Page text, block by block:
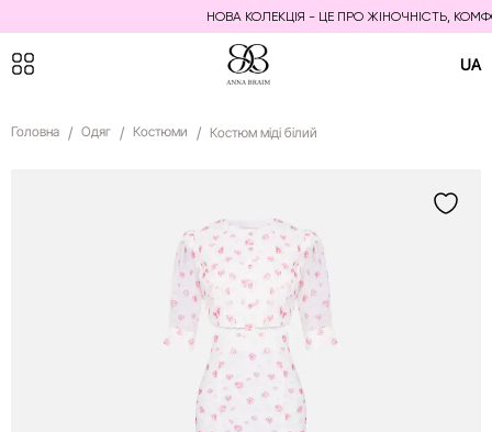
НОВА КОЛЕКЦІЯ - ЦЕ ПРО ЖІНОЧНІСТЬ,
UA
Головна Одяг Костюми Костюм міді білий